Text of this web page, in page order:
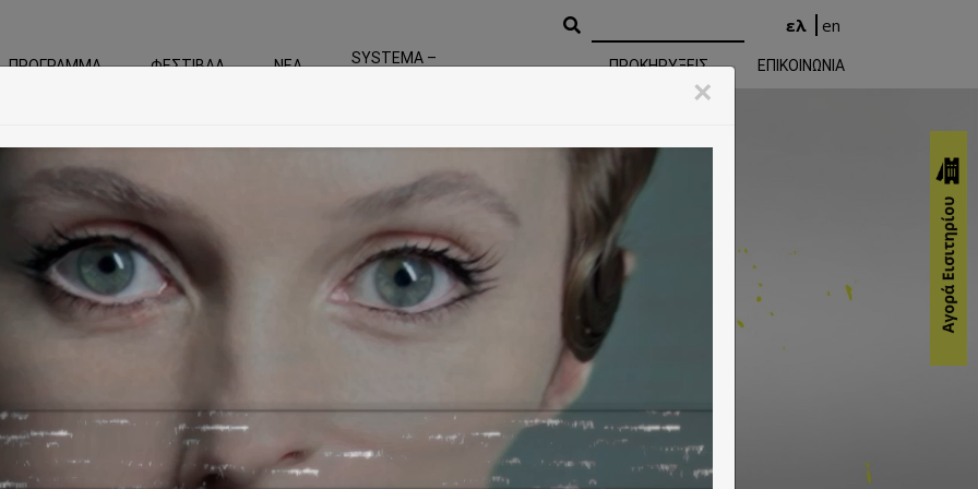
ελ en
ΠΡΟΓΡΑΜΜΑ ΦΕΣΤΙΒΑΛ ΝΕΑ
SYSTEMA –
ΠΡΟΚΗΡΥΞΕΙΣ ΕΠΙΚΟΙΝΩΝΙΑ
×